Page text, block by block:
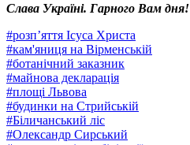
Слава Україні. Гарного Вам дня!
#розп’яття Ісуса Христа
#кам'яниця на Вірменській
#ботанічний заказник
#майнова декларація
#площі Львова
#будинки на Стрийській
#Біличанський ліс
#Олександр Сирський